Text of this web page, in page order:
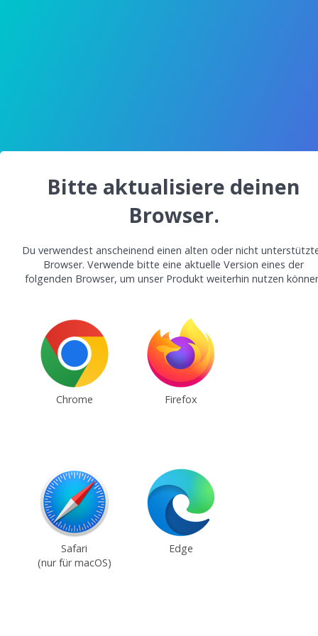
Bitte aktualisiere deinen
Browser.
Du verwendest anscheinend einen alten oder nicht
Browser. Verwende bitte eine aktuelle Version eines der
folgenden Browser, um unser Produkt weiterhin nutzen
Chrome Firefox
Safari
(nur für macOS)
Edge